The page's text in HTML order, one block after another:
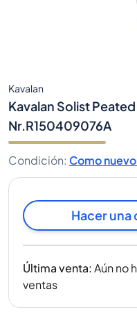
Kavalan
Kavalan Solist
Nr.R150409076A
Condición: Como
Hacer
Última venta:Aún no
ventas